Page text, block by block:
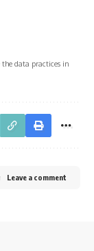
data practices in
Leave a comment